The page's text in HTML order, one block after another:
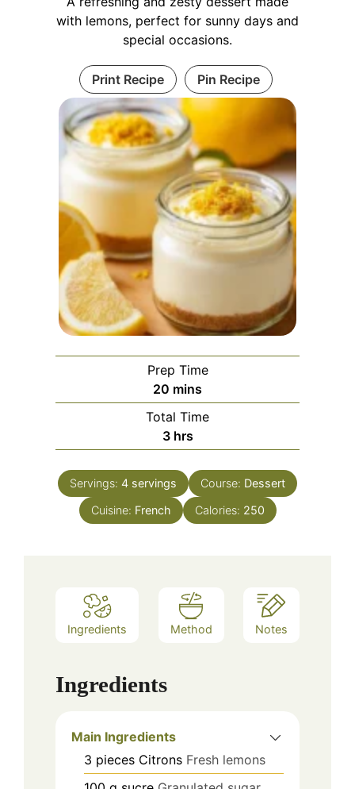
with lemons, perfect for sunny days and
special occasions.
Print Recipe Pin Recipe
Prep Time
20 minutes
mins
Total Time
3hours
hrs
Servings: 4 servings Course: Dessert
Cuisine: French Calories: 250
Ingredients Method Notes
Ingredients
Main Ingredients
3 pieces Citrons Fresh lemons